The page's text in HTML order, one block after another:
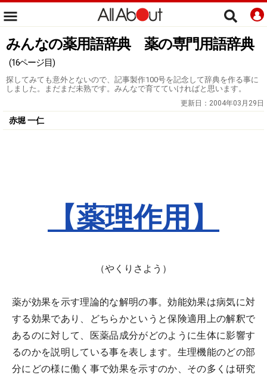
みんなの薬用語辞典 薬の専門用語辞典
(16ページ目)
探してみても意外とないので、記事製作100号を記念して辞典を作る事に
しました。まだまだ未熟です。みんなで育てていければと思います。
更新日： 2004年03月29日
赤堀 一仁
【薬理作用】
（やくりさよう）
薬が効果を示す理論的な解明の事。効能効果は病気に対
する効果であり、どちらかというと保険適用上の解釈で
あるのに対して、医薬品成分がどのように生体に影響す
るのかを説明している事を表します。生理機能のどの部
分にどの様に働く事で効果を示すのか、その多くは研究